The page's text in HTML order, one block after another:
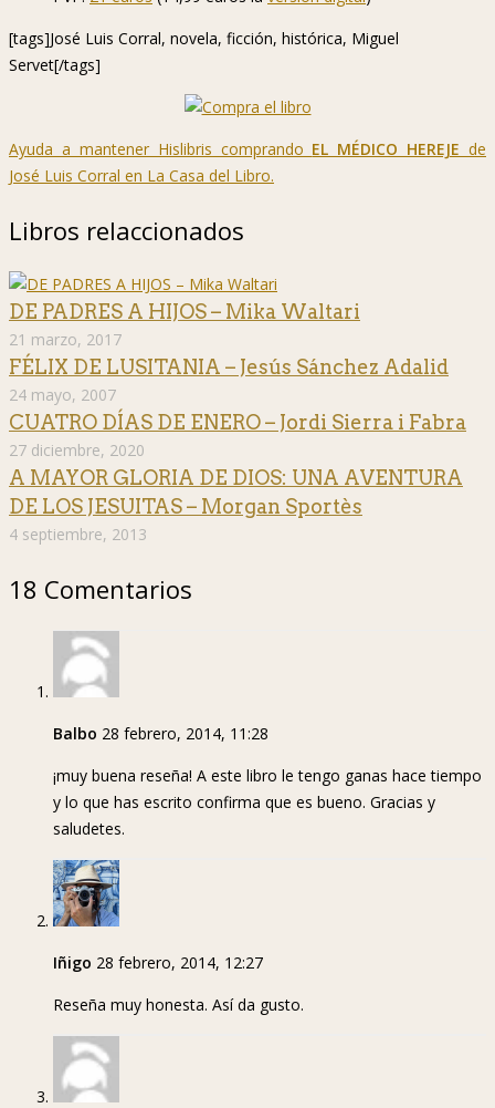
[tags]José Luis Corral, novela, ficción, histórica, Miguel
Servet[/tags]
Ayuda a mantener Hislibris comprando EL MÉDICO HEREJE de
José Luis Corral en La Casa del Libro.
Libros relaccionados
DE PADRES A HIJOS – Mika Waltari
21 marzo, 2017
FÉLIX DE LUSITANIA – Jesús Sánchez Adalid
24 mayo, 2007
CUATRO DÍAS DE ENERO – Jordi Sierra i Fabra
27 diciembre, 2020
A MAYOR GLORIA DE DIOS: UNA AVENTURA
DE LOS JESUITAS – Morgan Sportès
4 septiembre, 2013
18 Comentarios
Balbo 28 febrero, 2014, 11:28
¡muy buena reseña! A este libro le tengo ganas hace tiempo
y lo que has escrito confirma que es bueno. Gracias y
saludetes.
Iñigo 28 febrero, 2014, 12:27
Reseña muy honesta. Así da gusto.